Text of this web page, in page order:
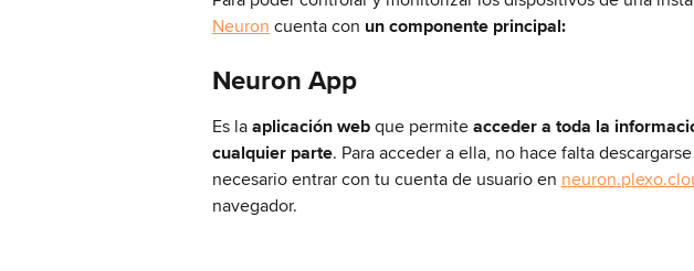
Neuron cuenta con un componente principal:
Neuron App
Es la aplicación web que permite acceder a toda la
cualquier parte. Para acceder a ella, no hace falta
necesario entrar con tu cuenta de usuario en
navegador.